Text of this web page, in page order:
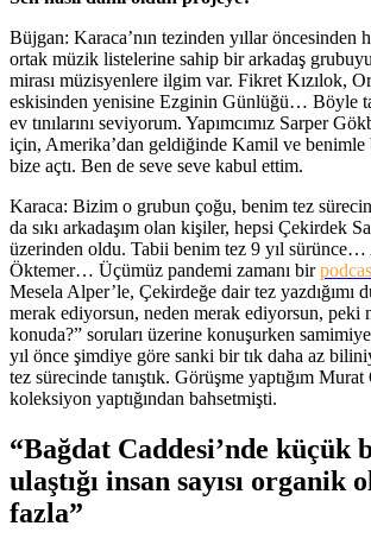
Büjgan: Karaca’nın tezinden yıllar öncesinden
ortak müzik listelerine sahip bir arkadaş
mirası müzisyenlere ilgim var. Fikret Kızılok,
eskisinden yenisine Ezginin Günlüğü… Böyle
ev tınılarını seviyorum. Yapımcımız Sarper
için, Amerika’dan geldiğinde Kamil ve
bize açtı. Ben de seve seve kabul ettim.
Karaca: Bizim o grubun çoğu, benim tez
da sıkı arkadaşım olan kişiler, hepsi Çekirdek
üzerinden oldu. Tabii benim tez 9 yıl
Öktemer… Üçümüz pandemi zamanı bir
Mesela Alper’le, Çekirdeğe dair tez yazdığımı
merak ediyorsun, neden merak ediyorsun, peki
konuda?” soruları üzerine konuşurken
yıl önce şimdiye göre sanki bir tık daha az
tez sürecinde tanıştık. Görüşme yaptığım
koleksiyon yaptığından bahsetmişti.
“Bağdat Caddesi’nde küçük
ulaştığı insan sayısı organik
fazla”